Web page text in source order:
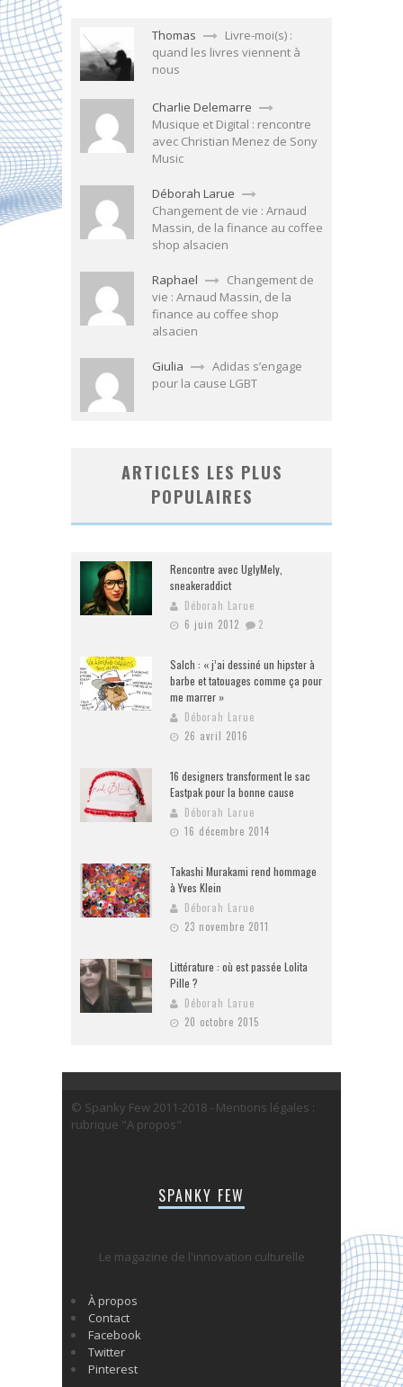
Thomas
Livre-moi(s) :
quand les livres viennent à
nous
Charlie Delemarre
Musique et Digital : rencontre
avec Christian Menez de Sony
Music
Déborah Larue
Changement de vie : Arnaud
Massin, de la finance au coffee
shop alsacien
Raphael
Changement de
vie : Arnaud Massin, de la
finance au coffee shop
alsacien
Giulia
Adidas s’engage
pour la cause LGBT
ARTICLES LES PLUS
POPULAIRES
Rencontre avec UglyMely,
sneakeraddict
Déborah Larue
6 juin 2012
2
Salch : « j’ai dessiné un hipster à
barbe et tatouages comme ça pour
me marrer »
Déborah Larue
26 avril 2016
16 designers transforment le sac
Eastpak pour la bonne cause
Déborah Larue
16 décembre 2014
Takashi Murakami rend hommage
à Yves Klein
Déborah Larue
23 novembre 2011
Littérature : où est passée Lolita
Pille ?
Déborah Larue
20 octobre 2015
© Spanky Few 2011-2018 - Mentions légales :
rubrique "A propos"
SPANKY FEW
Le magazine de l'innovation culturelle
À propos
Contact
Facebook
Twitter
Pinterest